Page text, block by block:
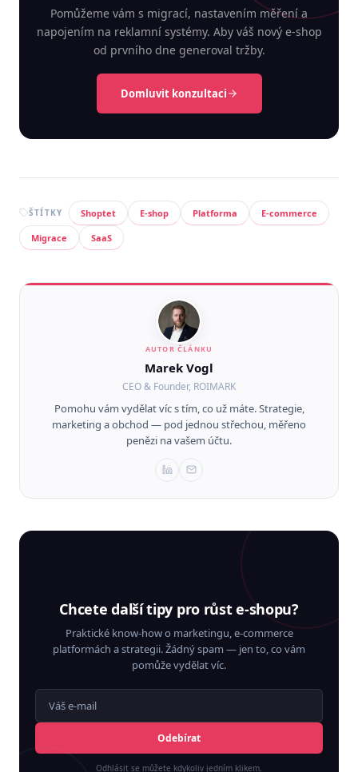
Pomůžeme vám s migrací, nastavením měření a
napojením na reklamní systémy. Aby váš nový e-shop
od prvního dne generoval tržby.
Domluvit konzultaci
ŠTÍTKY Shoptet E-shop Platforma E-commerce
Migrace SaaS
AUTOR ČLÁNKU
Marek Vogl
CEO & Founder, ROIMARK
Pomohu vám vydělat víc s tím, co už máte. Strategie,
marketing a obchod — pod jednou střechou, měřeno
penězi na vašem účtu.
Chcete další tipy pro růst e-shopu?
Praktické know-how o marketingu, e-commerce
platformách a strategii. Žádný spam — jen to, co vám
pomůže vydělat víc.
Odebírat
Odhlásit se můžete kdykoliv jedním klikem.